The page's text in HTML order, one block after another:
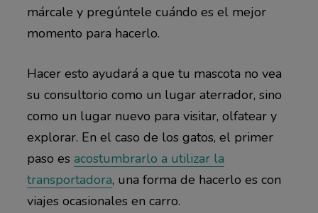
márcale y pregúntele cuándo es el mejor
momento para hacerlo.
Hacer esto ayudará a que tu mascota no vea
su consultorio como un lugar aterrador, sino
como un lugar nuevo para visitar, olfatear y
explorar. En el caso de los gatos, el primer
paso es acostumbrarlo a utilizar la
transportadora, una forma de hacerlo es con
viajes ocasionales en carro.